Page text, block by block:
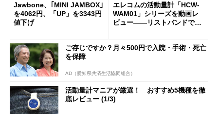
Jawbone、｢MINI JAMBOX｣
を4062円、「UP」を3343円
値下げ
エレコムの活動量計「HCW-
WAM01」シリーズを動画レ
ビュー――リストバンドで消
ご存じですか？月々500円で入院・手術・死亡
を保障
AD（愛知県共済生活協同組合）
活動量計マニアが厳選！ おすすめ5機種を徹
底レビュー (1/3)